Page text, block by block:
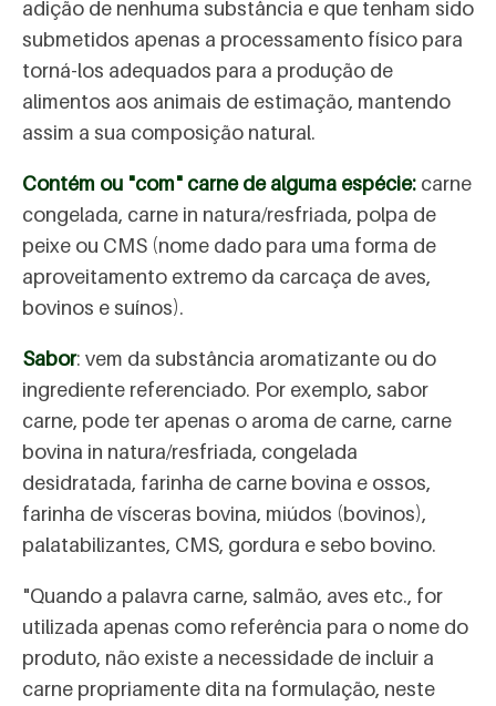
adição de nenhuma substância e que tenham sido
submetidos apenas a processamento físico para
torná-los adequados para a produção de
alimentos aos animais de estimação, mantendo
assim a sua composição natural.
Contém ou "com" carne de alguma espécie: carne
congelada, carne in natura/resfriada, polpa de
peixe ou CMS (nome dado para uma forma de
aproveitamento extremo da carcaça de aves,
bovinos e suínos).
Sabor: vem da substância aromatizante ou do
ingrediente referenciado. Por exemplo, sabor
carne, pode ter apenas o aroma de carne, carne
bovina in natura/resfriada, congelada
desidratada, farinha de carne bovina e ossos,
farinha de vísceras bovina, miúdos (bovinos),
palatabilizantes, CMS, gordura e sebo bovino.
"Quando a palavra carne, salmão, aves etc., for
utilizada apenas como referência para o nome do
produto, não existe a necessidade de incluir a
carne propriamente dita na formulação, neste